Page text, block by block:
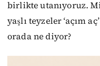
birlikte utanıyoruz.
yaşlı teyzeler ‘açım
orada ne diyor?